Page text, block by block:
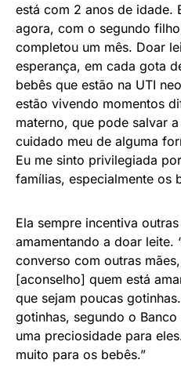
está com 2 anos de idade.
agora, com o segundo
completou um mês. Doar
esperança, em cada gota
bebês que estão na UTI
estão vivendo momentos
materno, que pode salvar
cuidado meu de alguma
Eu me sinto privilegiada
famílias, especialmente os
Ela sempre incentiva
amamentando a doar leite.
converso com outras
[aconselho] quem está
que sejam poucas
gotinhas, segundo o
uma preciosidade para
muito para os bebês.”